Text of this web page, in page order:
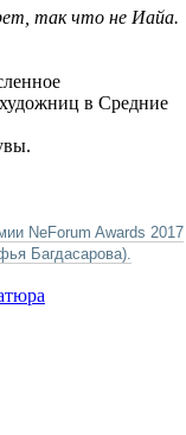
так что не Иайа.
художниц в Средние
NeForum Awards 2017
Багдасарова).